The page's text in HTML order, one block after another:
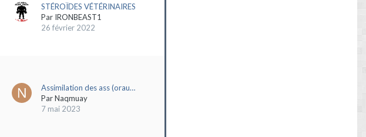
STÉROÏDES VÉTÉRINAIRES
Par IRONBEAST1
26 février 2022
Assimilation des ass (orau…
ParNaqmuay
7 mai 2023